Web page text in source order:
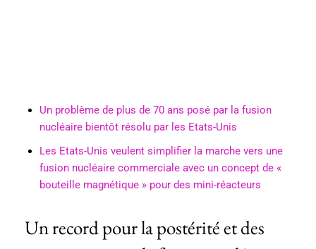
Un problème de plus de 70 ans posé par la fusion
nucléaire bientôt résolu par les Etats-Unis
Les Etats-Unis veulent simplifier la marche vers une
fusion nucléaire commerciale avec un concept de «
bouteille magnétique » pour des mini-réacteurs
Un record pour la postérité et des